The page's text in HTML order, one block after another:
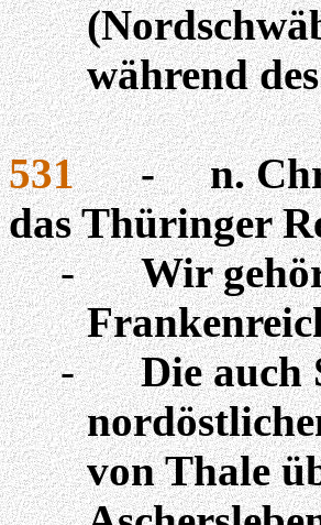
während
531 -
n.
das Thüringer
-
Wir
-
Die auch
von Thale